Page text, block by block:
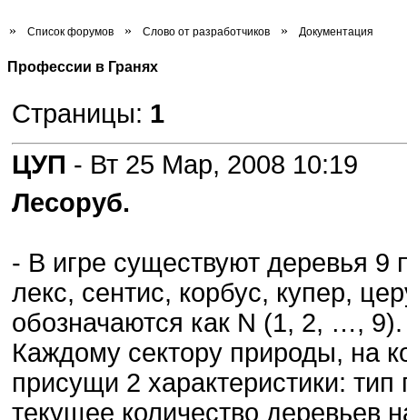
» Список форумов » Слово от разработчиков » Документация
Профессии в Гранях
Страницы: 1
ЦУП - Вт 25 Мар, 2008 10:19
Лесоруб.
- В игре существуют деревья 9
лекс, сентис, корбус, купер,
обозначаются как N (1, 2, …, 9).
Каждому сектору природы, на
присущи 2 характеристики:
текущее количество деревьев